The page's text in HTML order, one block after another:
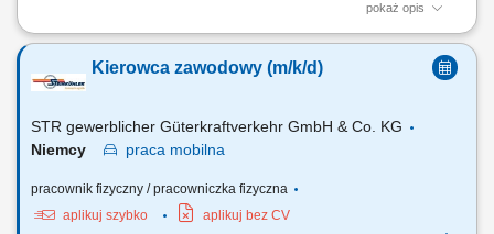
pokaż opis
Zadania Realizowanie przewozów dystrybucyjnych artykułów
spożywczych w systemie zmianowym. Obsługa pojazdów ciężarowych z
naczepami lub przyczepami w wybranym trybie pracy: rotacyjnym 2:1
bądź w pełnym wymiarze godzin. Prowadzenie zestawów drogowych
Kierowca zawodowy (m/k/d)
STR gewerblicher Güterkraftverkehr GmbH & Co. KG
Niemcy
praca mobilna
pracownik fizyczny / pracowniczka fizyczna
aplikuj szybko
aplikuj bez CV